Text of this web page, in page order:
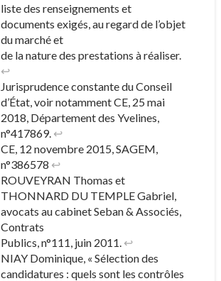
liste des renseignements et
documents exigés, au regard de l’objet
du marché et
de la nature des prestations à réaliser.
↩︎
Jurisprudence constante du Conseil
d’État, voir notamment CE, 25 mai
2018, Département des Yvelines,
n°417869. ↩︎
CE, 12 novembre 2015, SAGEM,
n°386578 ↩︎
ROUVEYRAN Thomas et
THONNARD DU TEMPLE Gabriel,
avocats au cabinet Seban & Associés,
Contrats
Publics, n°111, juin 2011. ↩︎
NIAY Dominique, « Sélection des
candidatures : quels sont les contrôles